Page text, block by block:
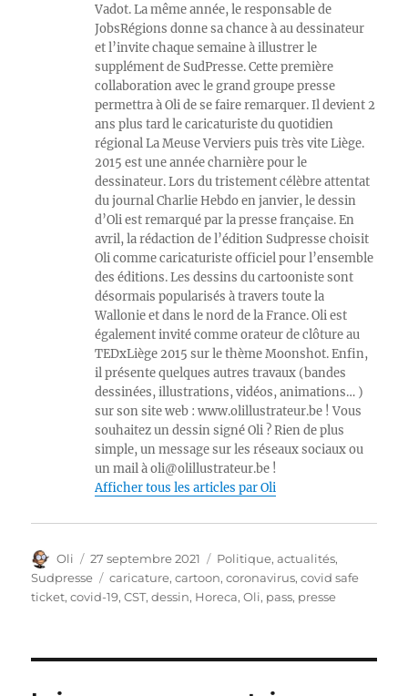
Vadot. La même année, le responsable de
JobsRégions donne sa chance à au dessinateur
et l’invite chaque semaine à illustrer le
supplément de SudPresse. Cette première
collaboration avec le grand groupe presse
permettra à Oli de se faire remarquer. Il devient 2
ans plus tard le caricaturiste du quotidien
régional La Meuse Verviers puis très vite Liège.
2015 est une année charnière pour le
dessinateur. Lors du tristement célèbre attentat
du journal Charlie Hebdo en janvier, le dessin
d’Oli est remarqué par la presse française. En
avril, la rédaction de l’édition Sudpresse choisit
Oli comme caricaturiste officiel pour l’ensemble
des éditions. Les dessins du cartooniste sont
désormais popularisés à travers toute la
Wallonie et dans le nord de la France. Oli est
également invité comme orateur de clôture au
TEDxLiège 2015 sur le thème Moonshot. Enfin,
il présente quelques autres travaux (bandes
dessinées, illustrations, vidéos, animations… )
sur son site web : www.olillustrateur.be ! Vous
souhaitez un dessin signé Oli ? Rien de plus
simple, un message sur les réseaux sociaux ou
un mail à oli@olillustrateur.be !
Afficher tous les articles par Oli
Auteur
Oli
Publié
le
27 septembre 2021 Catégories
Politique, actualités,
Sudpresse
Étiquettes
caricature,cartoon,coronavirus,covid safe
ticket,covid-19,CST,dessin, Horeca,Oli, pass, presse